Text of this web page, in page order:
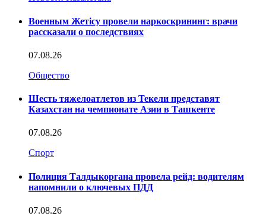
Военным Жетісу провели наркоскрининг: врачи
рассказали о последствиях
07.08.26
Общество
Шесть тяжелоатлетов из Текели представят
Казахстан на чемпионате Азии в Ташкенте
07.08.26
Спорт
Полиция Талдыкоргана провела рейд: водителям
напомнили о ключевых ПДД
07.08.26